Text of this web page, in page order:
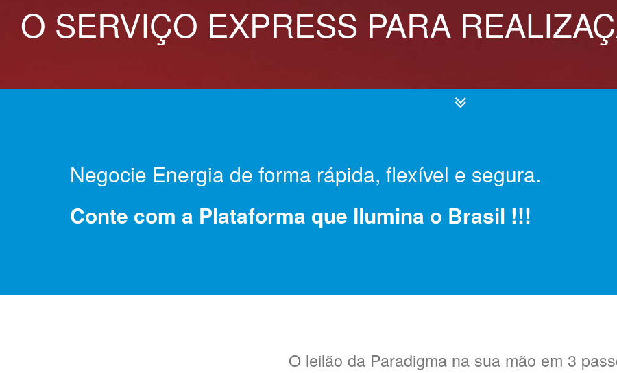
O SERVIÇO EXPRESS PARA
Negocie Energia de forma rápida, flexível e segura.
Conte com a Plataforma que Ilumina o Brasil !!!
O leilão da Paradigma na sua mão em 3